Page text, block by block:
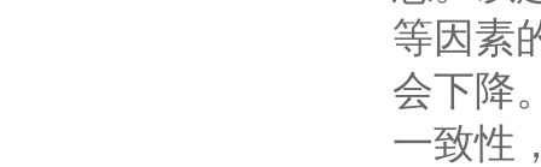
等因素
会下降
一致性